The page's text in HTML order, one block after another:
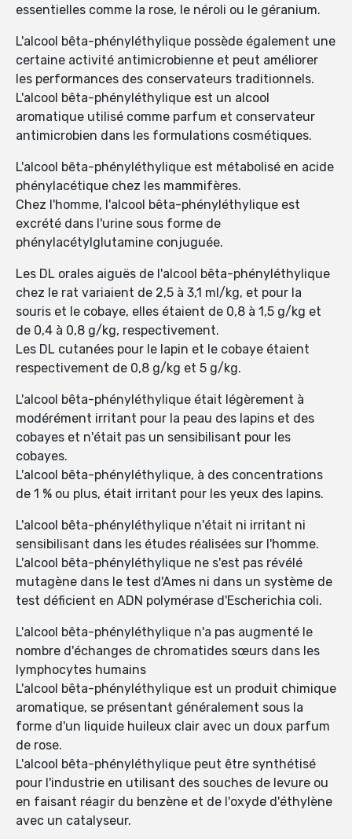
essentielles comme la rose, le néroli ou le géranium.
L'alcool bêta-phényléthylique possède également une
certaine activité antimicrobienne et peut améliorer
les performances des conservateurs traditionnels.
L'alcool bêta-phényléthylique est un alcool
aromatique utilisé comme parfum et conservateur
antimicrobien dans les formulations cosmétiques.
L'alcool bêta-phényléthylique est métabolisé en acide
phénylacétique chez les mammifères.
Chez l'homme, l'alcool bêta-phényléthylique est
excrété dans l'urine sous forme de
phénylacétylglutamine conjuguée.
Les DL orales aiguës de l'alcool bêta-phényléthylique
chez le rat variaient de 2,5 à 3,1 ml/kg, et pour la
souris et le cobaye, elles étaient de 0,8 à 1,5 g/kg et
de 0,4 à 0,8 g/kg, respectivement.
Les DL cutanées pour le lapin et le cobaye étaient
respectivement de 0,8 g/kg et 5 g/kg.
L'alcool bêta-phényléthylique était légèrement à
modérément irritant pour la peau des lapins et des
cobayes et n'était pas un sensibilisant pour les
cobayes.
L'alcool bêta-phényléthylique, à des concentrations
de 1 % ou plus, était irritant pour les yeux des lapins.
L'alcool bêta-phényléthylique n'était ni irritant ni
sensibilisant dans les études réalisées sur l'homme.
L'alcool bêta-phényléthylique ne s'est pas révélé
mutagène dans le test d'Ames ni dans un système de
test déficient en ADN polymérase d'Escherichia coli.
L'alcool bêta-phényléthylique n'a pas augmenté le
nombre d'échanges de chromatides sœurs dans les
lymphocytes humains
L'alcool bêta-phényléthylique est un produit chimique
aromatique, se présentant généralement sous la
forme d'un liquide huileux clair avec un doux parfum
de rose.
L'alcool bêta-phényléthylique peut être synthétisé
pour l'industrie en utilisant des souches de levure ou
en faisant réagir du benzène et de l'oxyde d'éthylène
avec un catalyseur.